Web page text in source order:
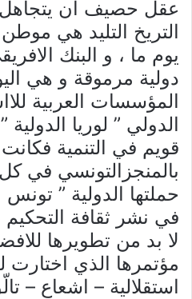
عقل حصيف ان
التريخ التليد هي
يوم ما ، و البنك
دولية مرموقة و هي
المؤسسات العربية
الدولي ” لوريا
قويم في التنمية
بالمنجزالتونسي في
حملتها الدولية ” تونس
في نشر ثقافة
لا بد من تطويرها
مؤتمرها الذي اختارت
استقلالية – اشعاع –